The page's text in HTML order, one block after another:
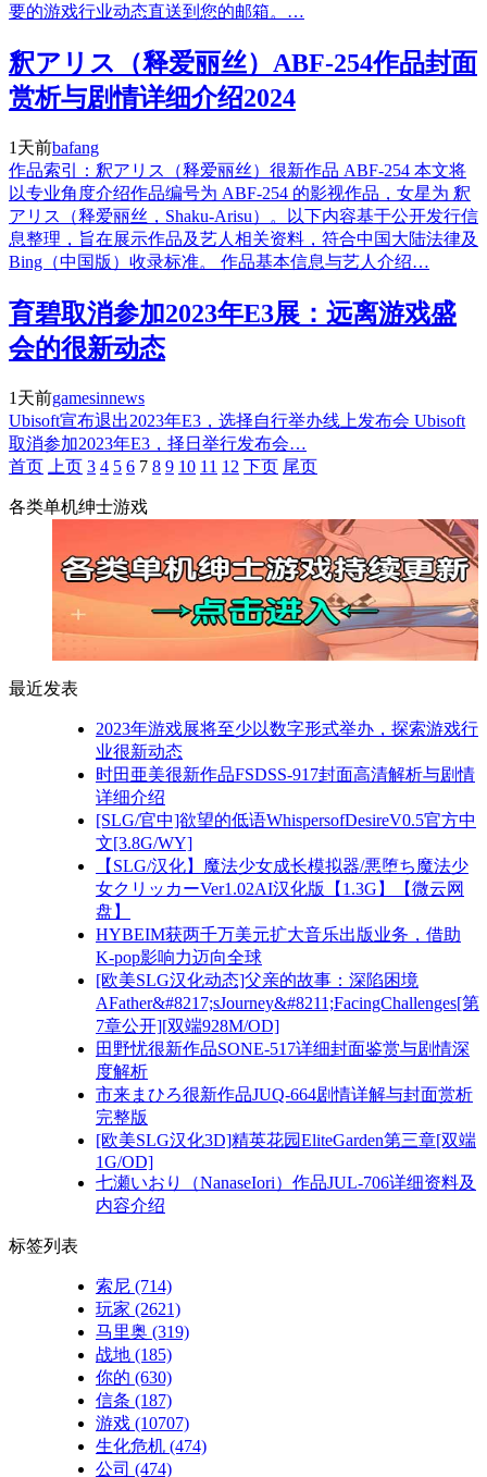
要的游戏行业动态直送到您的邮箱。…
釈アリス（释爱丽丝）ABF-254作品封面
赏析与剧情详细介绍2024
1天前bafang
作品索引：釈アリス（释爱丽丝）很新作品 ABF-254 本文将
以专业角度介绍作品编号为 ABF-254 的影视作品，女星为 釈
アリス（释爱丽丝，Shaku-Arisu）。以下内容基于公开发行信
息整理，旨在展示作品及艺人相关资料，符合中国大陆法律及
Bing（中国版）收录标准。 作品基本信息与艺人介绍…
育碧取消参加2023年E3展：远离游戏盛
会的很新动态
1天前gamesinnews
Ubisoft宣布退出2023年E3，选择自行举办线上发布会 Ubisoft
取消参加2023年E3，择日举行发布会…
首页
上页 3 4 5 6 7 8 9 10 11 12 下页 尾页
各类单机绅士游戏
最近发表
2023年游戏展将至少以数字形式举办，探索游戏行
业很新动态
时田亜美很新作品FSDSS-917封面高清解析与剧情
详细介绍
[SLG/官中]欲望的低语WhispersofDesireV0.5官方中
文[3.8G/WY]
【SLG/汉化】魔法少女成长模拟器/悪堕ち魔法少
女クリッカーVer1.02AI汉化版【1.3G】【微云网
盘】
HYBEIM获两千万美元扩大音乐出版业务，借助
K-pop影响力迈向全球
[欧美SLG汉化动态]父亲的故事：深陷困境
AFather&#8217;sJourney&#8211;FacingChallenges[第
7章公开][双端928M/OD]
田野忧很新作品SONE-517详细封面鉴赏与剧情深
度解析
市来まひろ很新作品JUQ-664剧情详解与封面赏析
完整版
[欧美SLG汉化3D]精英花园EliteGarden第三章[双端
1G/OD]
七瀬いおり（NanaseIori）作品JUL-706详细资料及
内容介绍
标签列表
索尼 (714)
玩家 (2621)
马里奥 (319)
战地 (185)
你的 (630)
信条 (187)
游戏 (10707)
生化危机 (474)
公司 (474)